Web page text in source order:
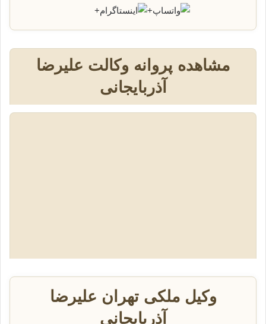
+
+
مشاهده پروانه وکالت علیرضا
آذربایجانی
وکیل ملکی تهران علیرضا
آذربایجانی